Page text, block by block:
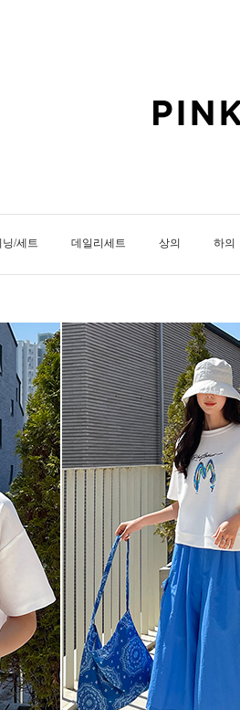
닝/세트 데일리세트 상의 하의